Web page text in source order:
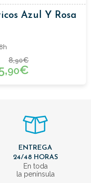
Azul Y Rosa
8,90€
90€
ENTREGA
24/48 HORAS
En toda
la península